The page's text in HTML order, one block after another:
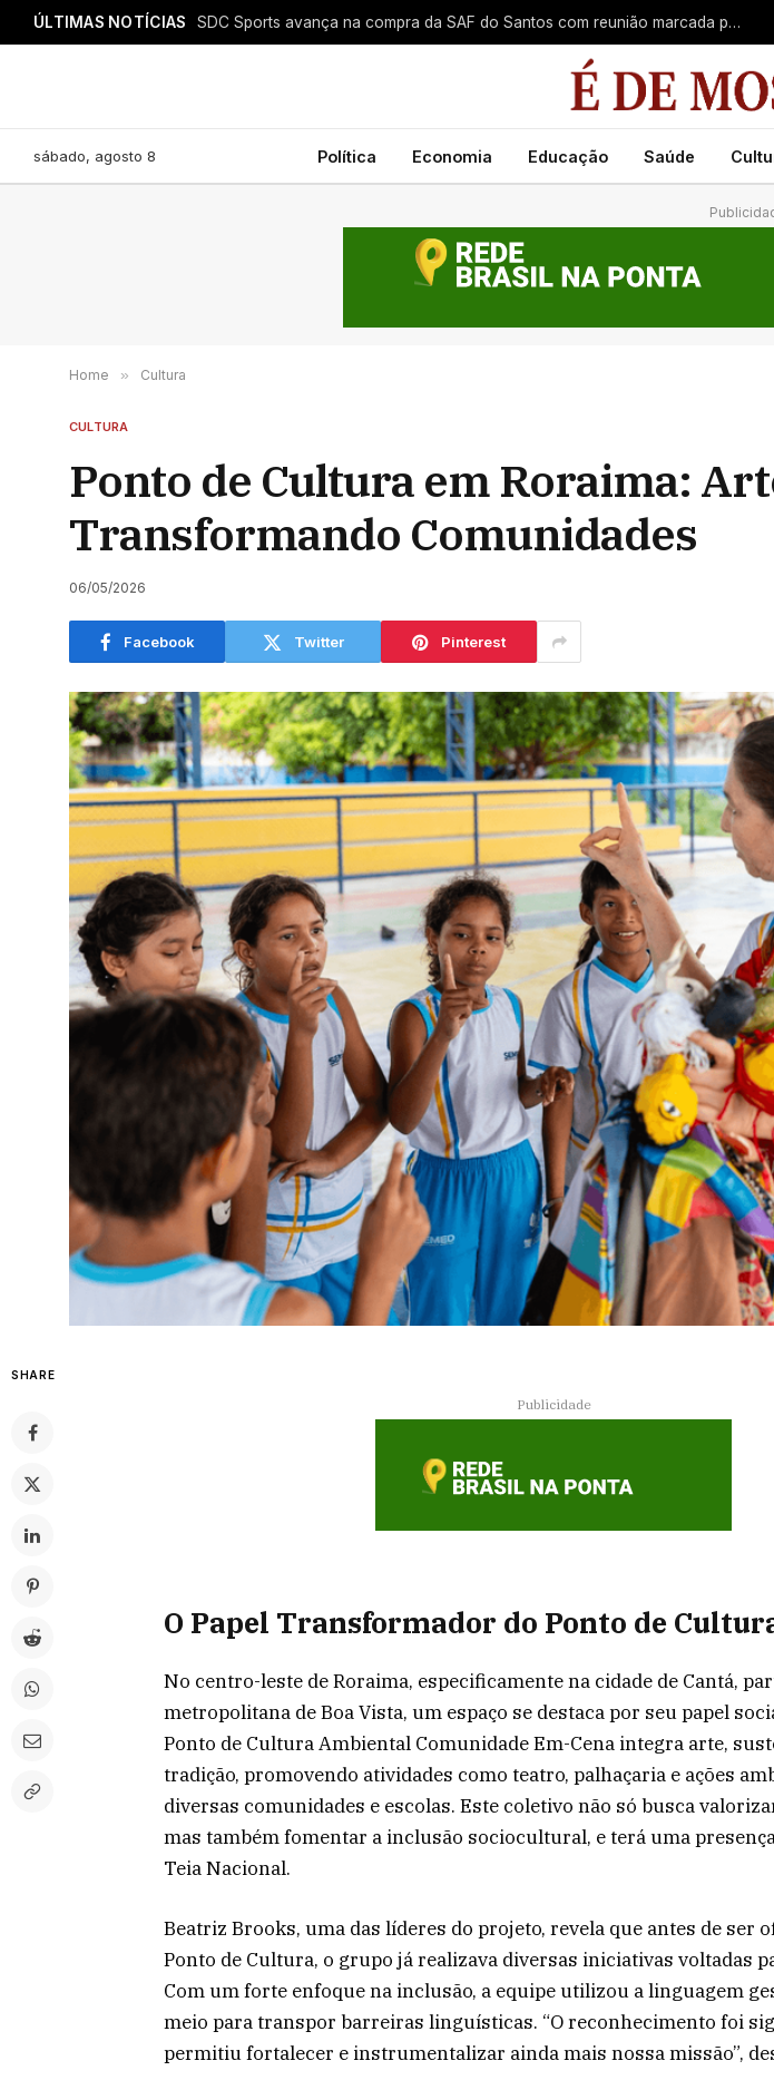
ÚLTIMAS NOTÍCIAS SDC Sports avança na compra da SAF do Santos com reunião marcada para este mês
sábado, agosto 8 Política Economia Educação Saúde
Home » Cultura
CULTURA
Ponto de Cultura em Roraima:
Transformando Comunidades
06/05/2026
Facebook Twitter Pinterest
SHARE
Publicidade
O Papel Transformador do Ponto de
No centro-leste de Roraima, especificamente na cidade de Cantá,
metropolitana de Boa Vista, um espaço se destaca por seu papel
Ponto de Cultura Ambiental Comunidade Em-Cena integra arte,
tradição, promovendo atividades como teatro, palhaçaria e ações
diversas comunidades e escolas. Este coletivo não só busca
mas também fomentar a inclusão sociocultural, e terá uma
Teia Nacional.
Beatriz Brooks, uma das líderes do projeto, revela que antes de ser
Ponto de Cultura, o grupo já realizava diversas iniciativas voltadas
Com um forte enfoque na inclusão, a equipe utilizou a linguagem
meio para transpor barreiras linguísticas. “O reconhecimento foi
permitiu fortalecer e instrumentalizar ainda mais nossa missão”,